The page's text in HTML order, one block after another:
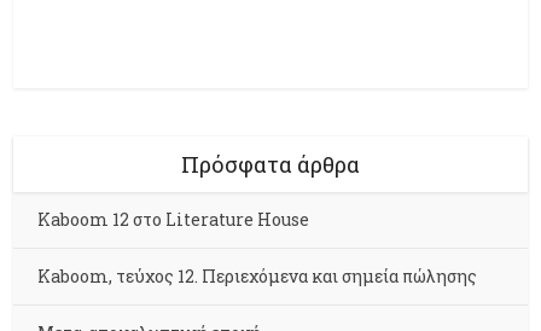
Πρόσφατα άρθρα
Kaboom 12 στο Literature House
Kaboom, τεύχος 12. Περιεχόμενα και σημεία πώλησης